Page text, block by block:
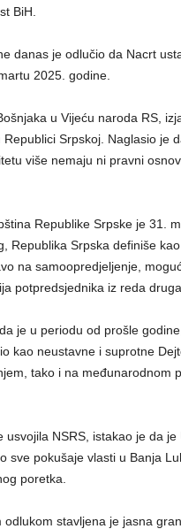
BiH.
danas je odlučio da Nacrt
2025. godine.
u Vijeću naroda RS,
Srpskoj. Naglasio je
više nemaju ni pravni
Republike Srpske je 31.
Republika Srpska definiše
na samoopredjeljenje,
potpredsjednika iz reda
je u periodu od prošle
kao neustavne i suprotne
tako i na međunarodnom
NSRS, istakao je da
sve pokušaje vlasti u Banja
poretka.
stavljena je jasna